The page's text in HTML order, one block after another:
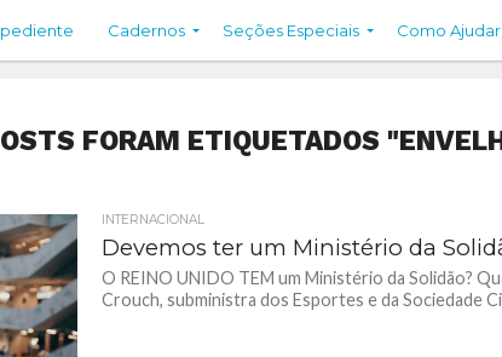
Cadernos Seções Especiais Como Ajudar
FORAM ETIQUETADOS
INTERNACIONAL
Devemos ter um Ministério da
O REINO UNIDO TEM um Ministério da Solidão?
Crouch, subministra dos Esportes e da Sociedade